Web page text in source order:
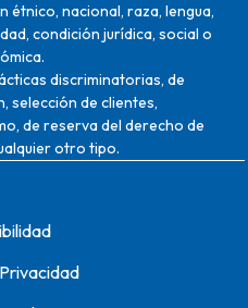
étnico, nacional, raza, lengua,
condición jurídica, social o
discriminatorias, de
selección de clientes,
de reserva del derecho de
otro tipo.